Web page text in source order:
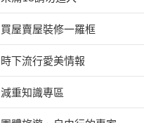
買屋賣屋裝修一羅框
時下流行愛美情報
減重知識專區